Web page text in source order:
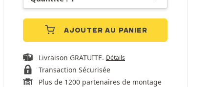
AJOUTER AU PANIER
Livraison GRATUITE. Détails
Transaction Sécurisée
Plus de 1200 partenaires de montage